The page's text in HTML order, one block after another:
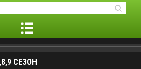
СЕЗОН